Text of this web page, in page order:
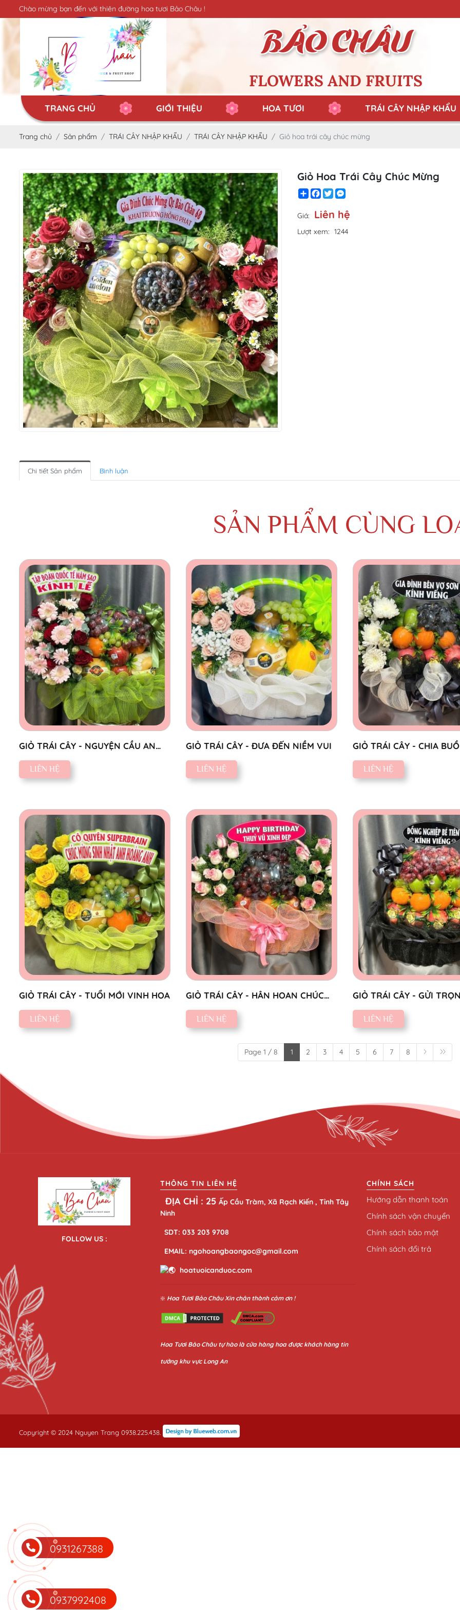
Chào mừng bạn đến với thiên đường hoa tươi Bảo Châu !
FLOWERS AND FRUITS
TRANG CHỦ GIỚI THIỆU HOA TƯƠI TRÁI CÂY NHẬP KHẨU
Trang chủ Sản phẩm TRÁI CÂY NHẬP KHẨU TRÁI CÂY NHẬP KHẨU Giỏ hoa trái cây chúc mừng
Giỏ Hoa Trái Cây Chúc Mừng
ShareFacebook
TwitterMessenger
Giá: Liên hệ
Lượt xem: 1244
Chi tiết Sản phẩm Bình luận
SẢN PHẨM CÙNG
GIỎ TRÁI CÂY - NGUYỆN CẦU AN
YÊN
LIÊN HỆ
GIỎ TRÁI CÂY - ĐƯA ĐẾN NIỀM VUI
LIÊN HỆ
GIỎ TRÁI CÂY - CHIA
THÀNH
LIÊN HỆ
GIỎ TRÁI CÂY - TUỔI MỚI VINH HOA
LIÊN HỆ
GIỎ TRÁI CÂY - HÂN HOAN CHÚC
MỪNG
LIÊN HỆ
GIỎ TRÁI CÂY - GỬI
KÍNH
LIÊN HỆ
Page 1 / 8 1 2 3 4 5 6 7 8
FOLLOW US :
THÔNG TIN LIÊN HỆ
ĐỊA CHỈ : 25Ấp Cầu Tràm, Xã Rạch Kiến , Tỉnh Tây
Ninh
SDT: 033 203 9708
EMAIL: ngohoangbaongoc@gmail.com
hoatuoicanduoc.com
❇️ Hoa Tươi Bảo Châu Xin chân thành cảm ơn !
Hoa Tươi Bảo Châutự hào là cửa hàng hoa được khách hàng tin
tưởng khu vực Long An
CHÍNH SÁCH
Hướng dẫn thanh toán
Chính sách vận chuyển
Chính sách bảo mật
Chính sách đổi trả
Copyright © 2024 Nguyen Trang 0938.225.438.
0931267388
0937992408